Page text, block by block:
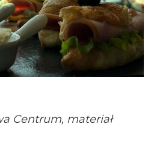
Centrum, materiał